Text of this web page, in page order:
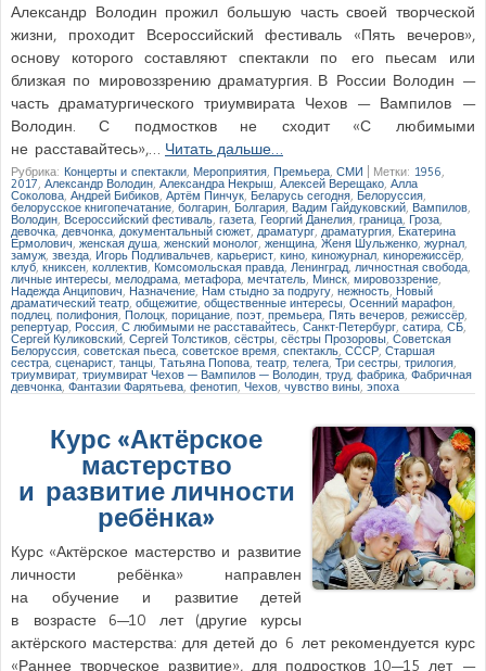
Александр Володин прожил большую часть своей творческой
жизни, проходит Всероссийский фестиваль «Пять вечеров»,
основу которого составляют спектакли по его пьесам или
близкая по мировоззрению драматургия. В России Володин —
часть драматургического триумвирата Чехов — Вампилов —
Володин. С подмостков не сходит «С любимыми
не расставайтесь»,… Читать дальше…
Рубрика: Концерты и спектакли Мероприятия Премьера СМИ Метки: 1956
2017 Александр Володин Александра Некрыш Алексей Верещако Алла
Соколова Андрей Бибиков Артём Пинчук ,Беларусь сегодня Белоруссия
белорусское книгопечатание,болгарин ,Болгария, Вадим Гайдуковский Вампилов
Володин Всероссийский фестиваль газета Георгий Данелия,граница , Гроза
девочка, девчонка документальный сюжет , драматург драматургия , Екатерина
Ермолович женская душа женский монолог ,женщина, Женя Шульженко журнал
замуж звезда Игорь Подливальчев карьерист кино киножурнал кинорежиссёр
клуб книксен ,коллектив ,Комсомольская правда Ленинград, личностная свобода
личные интересы мелодрама метафора мечтатель Минск, мировоззрение
Надежда Анципович Назначение Нам стыдно за подругу нежность Новый
драматический театр общежитие общественные интересы Осенний марафон
подлец полифония ,Полоцк порицание поэт премьера Пять вечеров режиссёр
репертуар Россия ,С любимыми не расставайтесь Санкт-Петербург сатира СБ,
Сергей Куликовский Сергей Толстиков сёстры сёстры Прозоровы, Советская
Белоруссия советская пьеса советское время спектакль СССР Старшая
сестра сценарист танцы Татьяна Попова, театр телега Три сестры трилогия
триумвират триумвират Чехов — Вампилов — Володин труд фабрика ,Фабричная
девчонка Фантазии Фарятьева фенотип Чехов чувство вины, эпоха
Курс «Актёрское
мастерство
и развитие личности
ребёнка»
Курс «Актёрское мастерство и развитие
личности ребёнка» направлен
на обучение и развитие детей
в возрасте 6—10 лет (другие курсы
актёрского мастерства: для детей до 6 лет рекомендуется курс
«Раннее творческое развитие», для подростков 10—15 лет —